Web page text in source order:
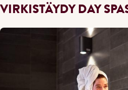
VIRKISTÄYDY DAY